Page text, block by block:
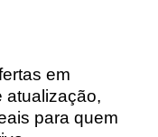
em
atualização,
para quem